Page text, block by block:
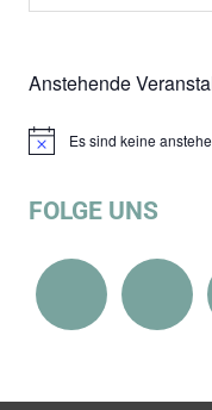
Anstehende
HinweisEs sind keine
FOLGE UNS